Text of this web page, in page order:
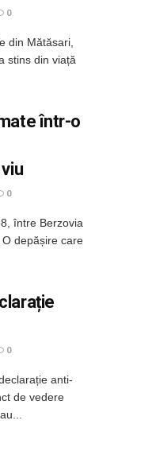
0
din Mătăsari,
stins din viață
într-o
0
între Berzovia
depășire care
0
anti-
de vedere